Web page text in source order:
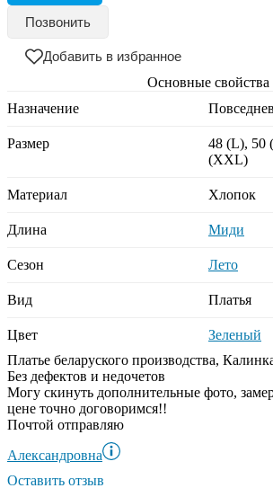
Позвонить
Добавить в избранное
Основные свойства
Назначение
Размер
48 (L), 50
(XXL)
Материал Хлопок
Длина Миди
Сезон Лето
Вид Платья
Цвет
Зеленый
Платье беларуского производства,
Без дефектов и недочетов
Могу скинуть дополнительные фото,
цене точно договоримся!!
Почтой отправляю
Александровна
Оставить отзыв